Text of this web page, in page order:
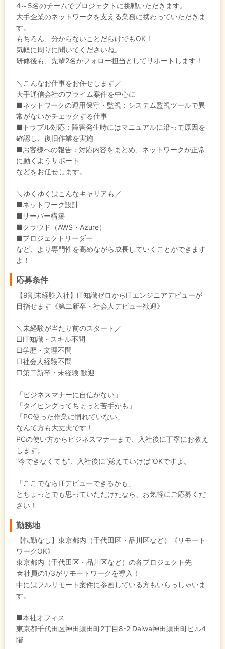
4～5名のチームでプロジェクトに挑戦いただきます。
大手企業のネットワークを支える業務に携わっていただきま
す。
もちろん、分からないことだらけでもOK！
気軽に周りに聞いてくださいね。
研修後も、先輩2名がフォロー担当としてサポートします！
＼こんなお仕事をお任せします／
大手通信会社のプライム案件を中心に
■ネットワークの運用保守・監視：システム監視ツールで異
常がないかチェックする仕事
■トラブル対応：障害発生時にはマニュアルに沿って原因を
確認し、復旧作業を実施
■お客様への報告：対応内容をまとめ、ネットワークが正常
に動くようサポート
などをお任せします。
＼ゆくゆくはこんなキャリアも／
■ネットワーク設計
■サーバー構築
■クラウド（AWS・Azure）
■プロジェクトリーダー
など、より専門性を高めながら成長していくことができます
よ！
応募条件
【9割未経験入社】IT知識ゼロからITエンジニアデビューが
目指せます《第二新卒・社会人デビュー歓迎》
＼未経験が当たり前のスタート／
□IT知識・スキル不問
□学歴・文理不問
□社会人経験不問
□第二新卒・未経験 歓迎
「ビジネスマナーに自信がない」
「タイピングってちょっと苦手かも」
「PC使った作業に慣れていない」
なんて方も大丈夫です！
PCの使い方からビジネスマナーまで、入社後に丁寧にお教え
します。
“今できなくても”、入社後に“覚えていけば”OKですよ。
「ここでならITデビューできるかも」
とちょっとでも思っていただけたなら、お気軽にご応募くだ
さい！
勤務地
【転勤なし】東京都内（千代田区・品川区など）《リモート
ワークOK》
東京都内（千代田区・品川区など）の各プロジェクト先
☆社員の1/3がリモートワークを導入！
中にはフルリモート案件に参画している方もいらっしゃいま
す。
■本社オフィス
東京都千代田区神田須田町2丁目8-2 Daiwa神田須田町ビル4
階